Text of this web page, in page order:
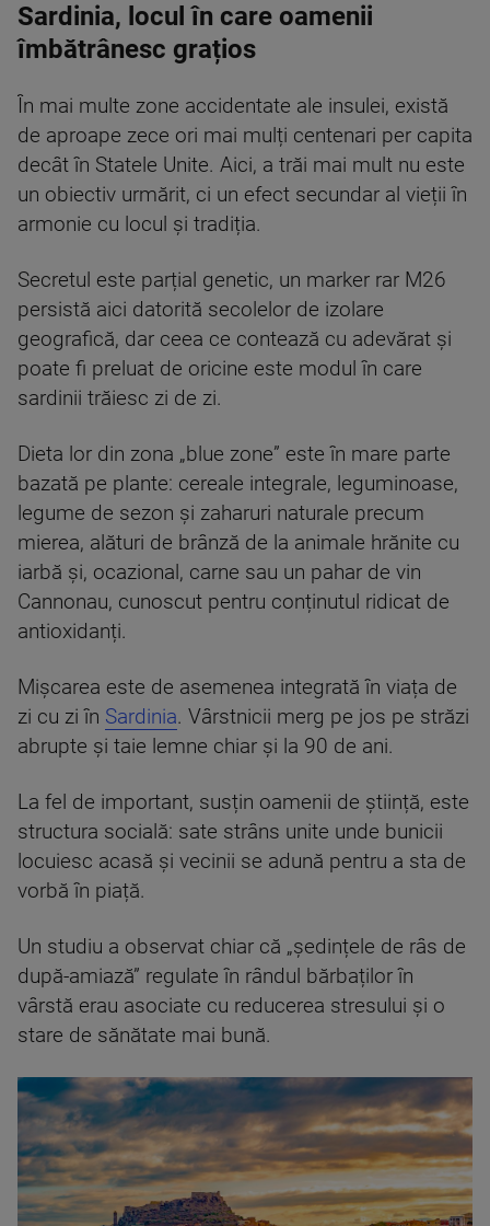
Sardinia, locul în care oamenii
îmbătrânesc grațios
În mai multe zone accidentate ale insulei, există
de aproape zece ori mai mulți centenari per capita
decât în Statele Unite. Aici, a trăi mai mult nu este
un obiectiv urmărit, ci un efect secundar al vieții în
armonie cu locul și tradiția.
Secretul este parțial genetic, un marker rar M26
persistă aici datorită secolelor de izolare
geografică, dar ceea ce contează cu adevărat și
poate fi preluat de oricine este modul în care
sardinii trăiesc zi de zi.
Dieta lor din zona „blue zone” este în mare parte
bazată pe plante: cereale integrale, leguminoase,
legume de sezon și zaharuri naturale precum
mierea, alături de brânză de la animale hrănite cu
iarbă și, ocazional, carne sau un pahar de vin
Cannonau, cunoscut pentru conținutul ridicat de
antioxidanți.
Mișcarea este de asemenea integrată în viața de
zi cu zi în Sardinia. Vârstnicii merg pe jos pe străzi
abrupte și taie lemne chiar și la 90 de ani.
La fel de important, susțin oamenii de știință, este
structura socială: sate strâns unite unde bunicii
locuiesc acasă și vecinii se adună pentru a sta de
vorbă în piață.
Un studiu a observat chiar că „ședințele de râs de
după-amiază” regulate în rândul bărbaților în
vârstă erau asociate cu reducerea stresului și o
stare de sănătate mai bună.